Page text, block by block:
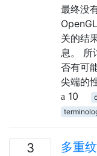
最终没
关的结
息。 所
否有可
尖端的
10
3
多重